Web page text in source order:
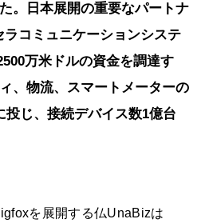
。日本展開の重要なパートナ
コミュニケーションシステ
万米ドルの資金を調達す
、物流、スマートメーターの
じ、接続デバイス数1億台
を展開する仏UnaBizは